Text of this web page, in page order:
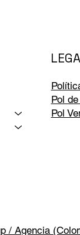
Pol
Pol
/ Agencia